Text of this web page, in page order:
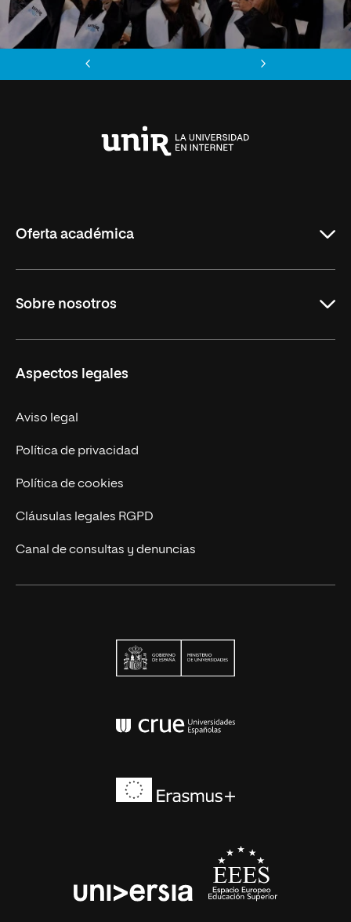
Oferta académica
Formación Continua
Carreras
Sobre nosotros
Trabaja en UNIR
Actualidad
Contáctanos
Aspectos legales
Aviso legal
Política de privacidad
Política de cookies
Cláusulas legales RGPD
Canal de consultas y denuncias